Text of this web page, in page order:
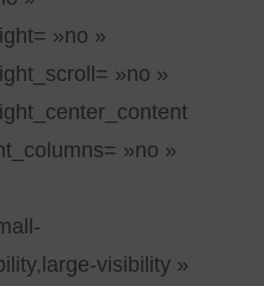
»no »
»no »
»no »
visibility »